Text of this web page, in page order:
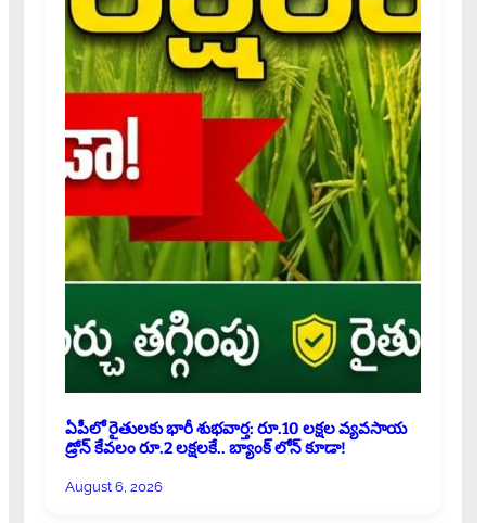
ఏపీలో రైతులకు భారీ శుభవార్త: రూ.10 లక్షల వ్యవసాయ
డ్రోన్ కేవలం రూ.2 లక్షలకే.. బ్యాంక్ లోన్ కూడా!
August 6, 2026